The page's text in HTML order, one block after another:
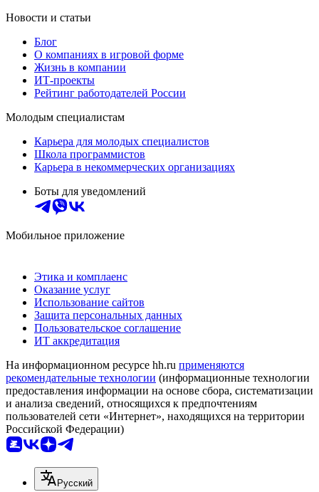
Новости и статьи
Блог
О компаниях в игровой форме
Жизнь в компании
ИТ-проекты
Рейтинг работодателей России
Молодым специалистам
Карьера для молодых специалистов
Школа программистов
Карьера в некоммерческих организациях
Боты для уведомлений
Мобильное приложение
Этика и комплаенс
Оказание услуг
Использование сайтов
Защита персональных данных
Пользовательское соглашение
ИТ аккредитация
На информационном ресурсе hh.ru применяются
рекомендательные технологии (информационные технологии
предоставления информации на основе сбора, систематизации
и анализа сведений, относящихся к предпочтениям
пользователей сети «Интернет», находящихся на территории
Российской Федерации)
Русский